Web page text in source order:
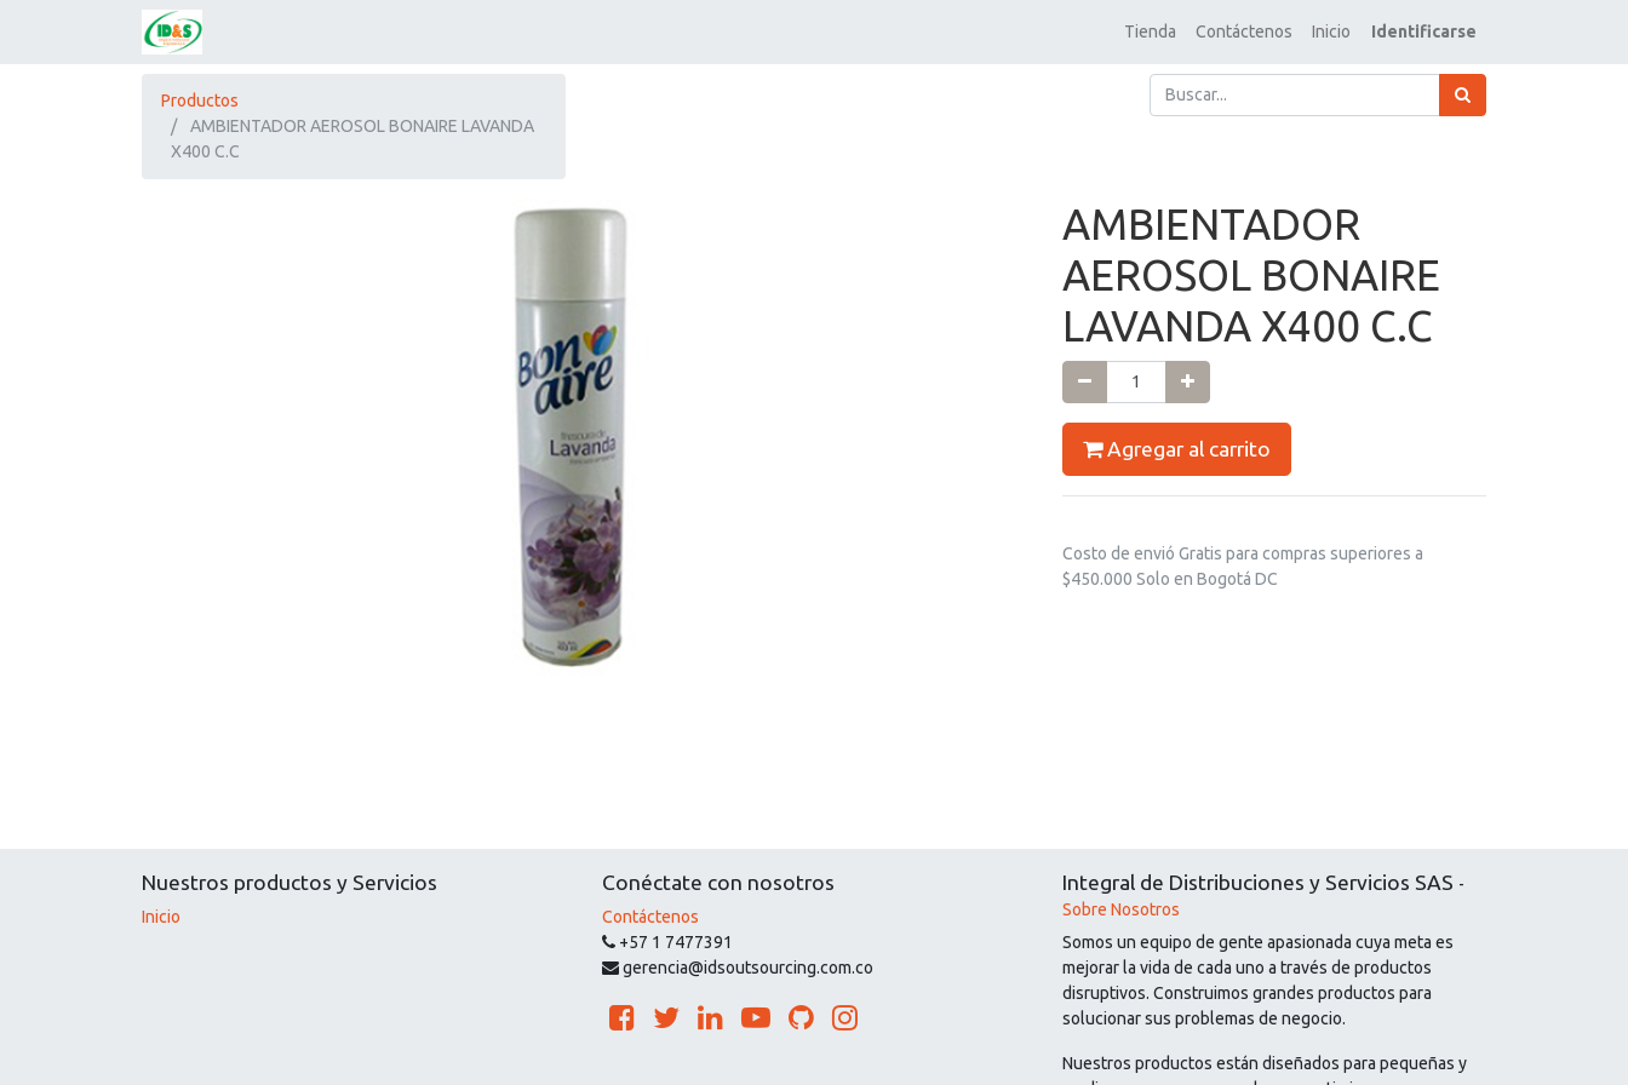
Tienda Contáctenos Inicio Identificarse
Productos
AMBIENTADOR AEROSOL BONAIRE LAVANDA
X400 C.C
AMBIENTADOR
AEROSOL BONAIRE
LAVANDA X400 C.C
Agregar al carrito
Costo de envió Gratis para compras superiores a
$450.000 Solo en Bogotá DC
Nuestros productos y Servicios
Inicio
Conéctate con nosotros
Contáctenos
+57 1 7477391
gerencia@idsoutsourcing.com.co
Integral de Distribuciones y Servicios SAS -
Sobre Nosotros
Somos un equipo de gente apasionada cuya meta es
mejorar la vida de cada uno a través de productos
disruptivos. Construimos grandes productos para
solucionar sus problemas de negocio.
Nuestros productos están diseñados para pequeñas y